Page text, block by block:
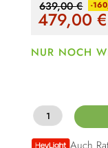
639,00 € -
479,00€
NUR NOCH